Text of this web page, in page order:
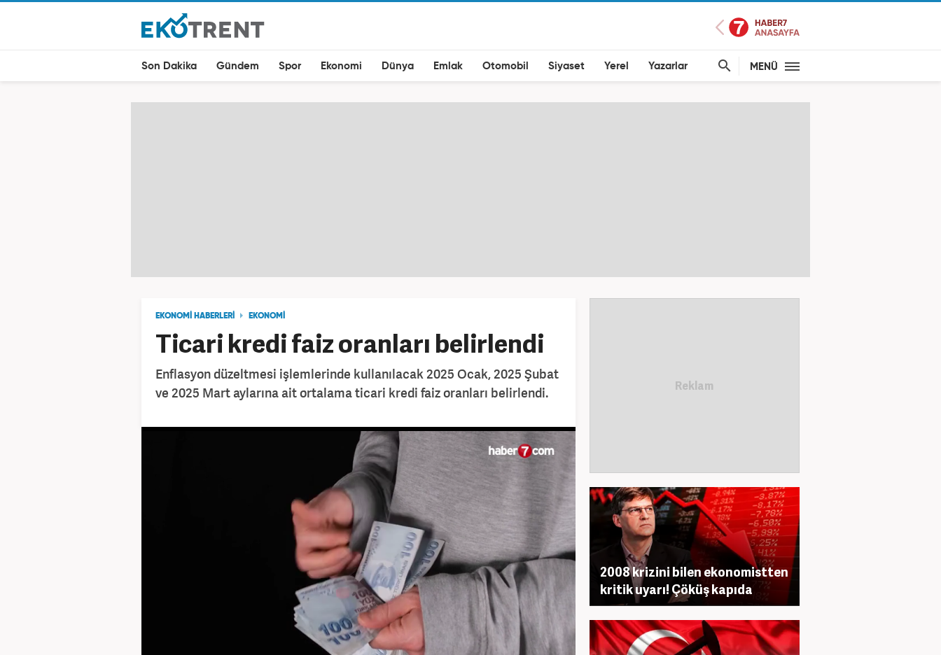
Son Dakika Gündem Spor Ekonomi Dünya Emlak Otomobil Siyaset Yerel Yazarlar MENÜ
EKONOMİ HABERLERİ EKONOMİ
Ticari kredi faiz oranları belirlendi
Enflasyon düzeltmesi işlemlerinde kullanılacak 2025 Ocak, 2025 Şubat
ve 2025 Mart aylarına ait ortalama ticari kredi faiz oranları belirlendi.
2008 krizini bilen ekonomistten
kritik uyarı! Çöküş kapıda